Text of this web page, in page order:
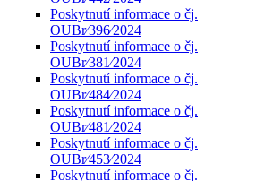
Poskytnutí informace o čj.
OUBr⁄396⁄2024
Poskytnutí informace o čj.
OUBr⁄381⁄2024
Poskytnutí informace o čj.
OUBr⁄484⁄2024
Poskytnutí informace o čj.
OUBr⁄481⁄2024
Poskytnutí informace o čj.
OUBr⁄453⁄2024
Poskytnutí informace o čj.